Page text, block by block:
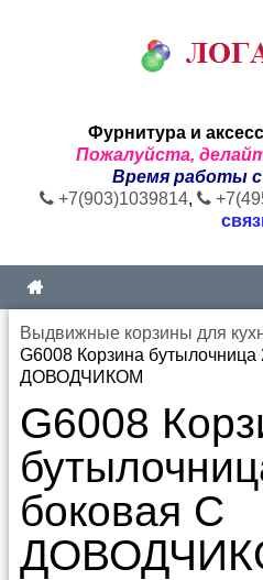
Фурнитура и
Пожалуйста,
Время работы с
+7(903)1039814,
Выдвижные корзины для
G6008 Корзина бутылочница
ДОВОДЧИКОМ
G6008
боковая С